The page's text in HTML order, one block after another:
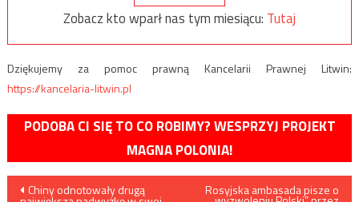
Zobacz kto wparł nas tym miesiącu: Tutaj
Dziękujemy za pomoc prawną Kancelarii Prawnej Litwin:
https://kancelaria-litwin.pl
PODOBA CI SIĘ TO CO ROBIMY? WESPRZYJ PROJEKT
MAGNA POLONIA!
Nawigacja
Chiny odnotowały drugą
największą nadwyżkę w swej
Rosyjska ambasada pisze o
„wyzwoleniu Polski” przez